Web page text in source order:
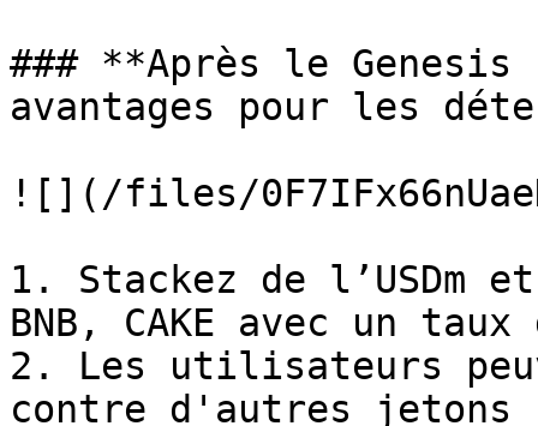
### **Après le
avantages pour les
![](/files/
1. Stackez de l’USDm
BNB, CAKE avec un
2. Les utilisateurs
contre d'autres jetons